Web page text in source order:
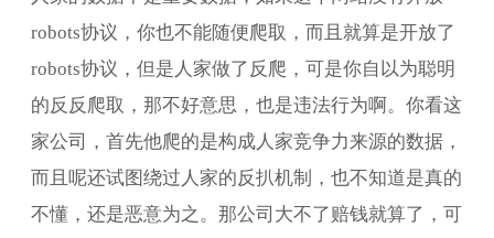
robots协议，你也不能随便爬取，而且就算是开放了
robots协议，但是人家做了反爬，可是你自以为聪明
的反反爬取，那不好意思，也是违法行为啊。你看这
家公司，首先他爬的是构成人家竞争力来源的数据，
而且呢还试图绕过人家的反扒机制，也不知道是真的
不懂，还是恶意为之。那公司大不了赔钱就算了，可